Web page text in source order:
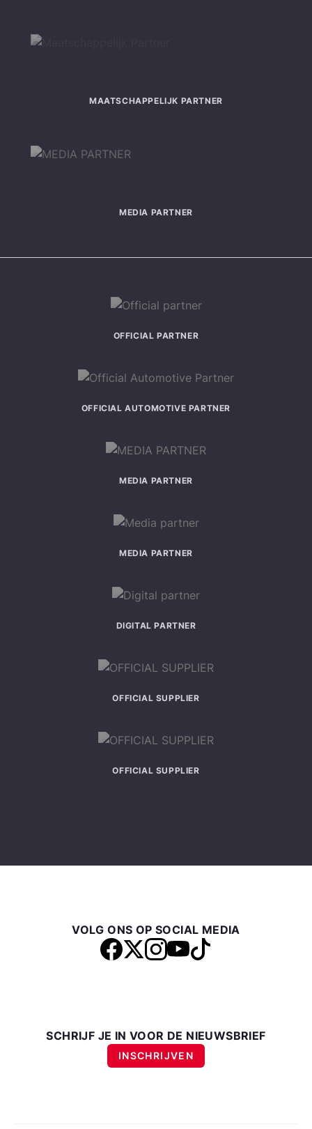
MAATSCHAPPELIJK PARTNER
MEDIA PARTNER
OFFICIAL PARTNER
OFFICIAL AUTOMOTIVE PARTNER
MEDIA PARTNER
MEDIA PARTNER
DIGITAL PARTNER
OFFICIAL SUPPLIER
OFFICIAL SUPPLIER
VOLG ONS OP SOCIAL MEDIA
SCHRIJF JE IN VOOR DE NIEUWSBRIEF
INSCHRIJVEN